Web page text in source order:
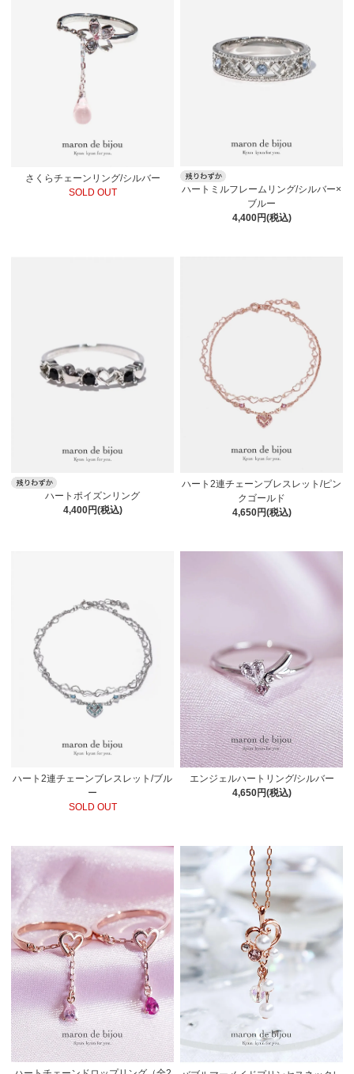
さくらチェーンリング/シルバー
SOLD OUT
ハートミルフレームリング/シルバー×
ブルー
4,400円(税込)
ハートポイズンリング
4,400円(税込)
ハート2連チェーンブレスレット/ピン
クゴールド
4,650円(税込)
ハート2連チェーンブレスレット/ブル
ー
SOLD OUT
エンジェルハートリング/シルバー
4,650円(税込)